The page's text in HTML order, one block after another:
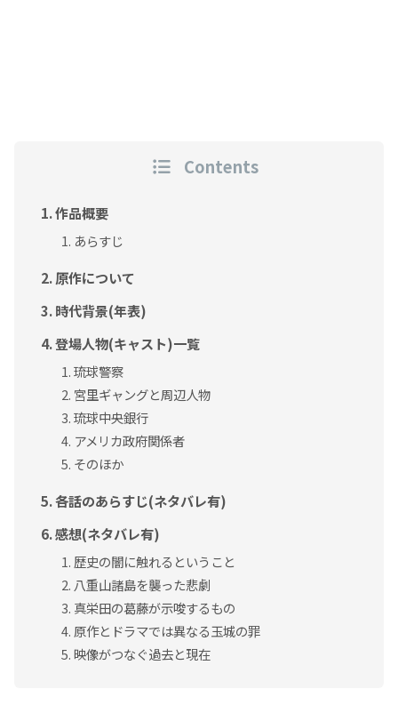
Contents
作品概要
あらすじ
原作について
時代背景(年表)
登場人物(キャスト)一覧
琉球警察
宮里ギャングと周辺人物
琉球中央銀行
アメリカ政府関係者
そのほか
各話のあらすじ(ネタバレ有)
感想(ネタバレ有)
歴史の闇に触れるということ
八重山諸島を襲った悲劇
真栄田の葛藤が示唆するもの
原作とドラマでは異なる玉城の罪
映像がつなぐ過去と現在